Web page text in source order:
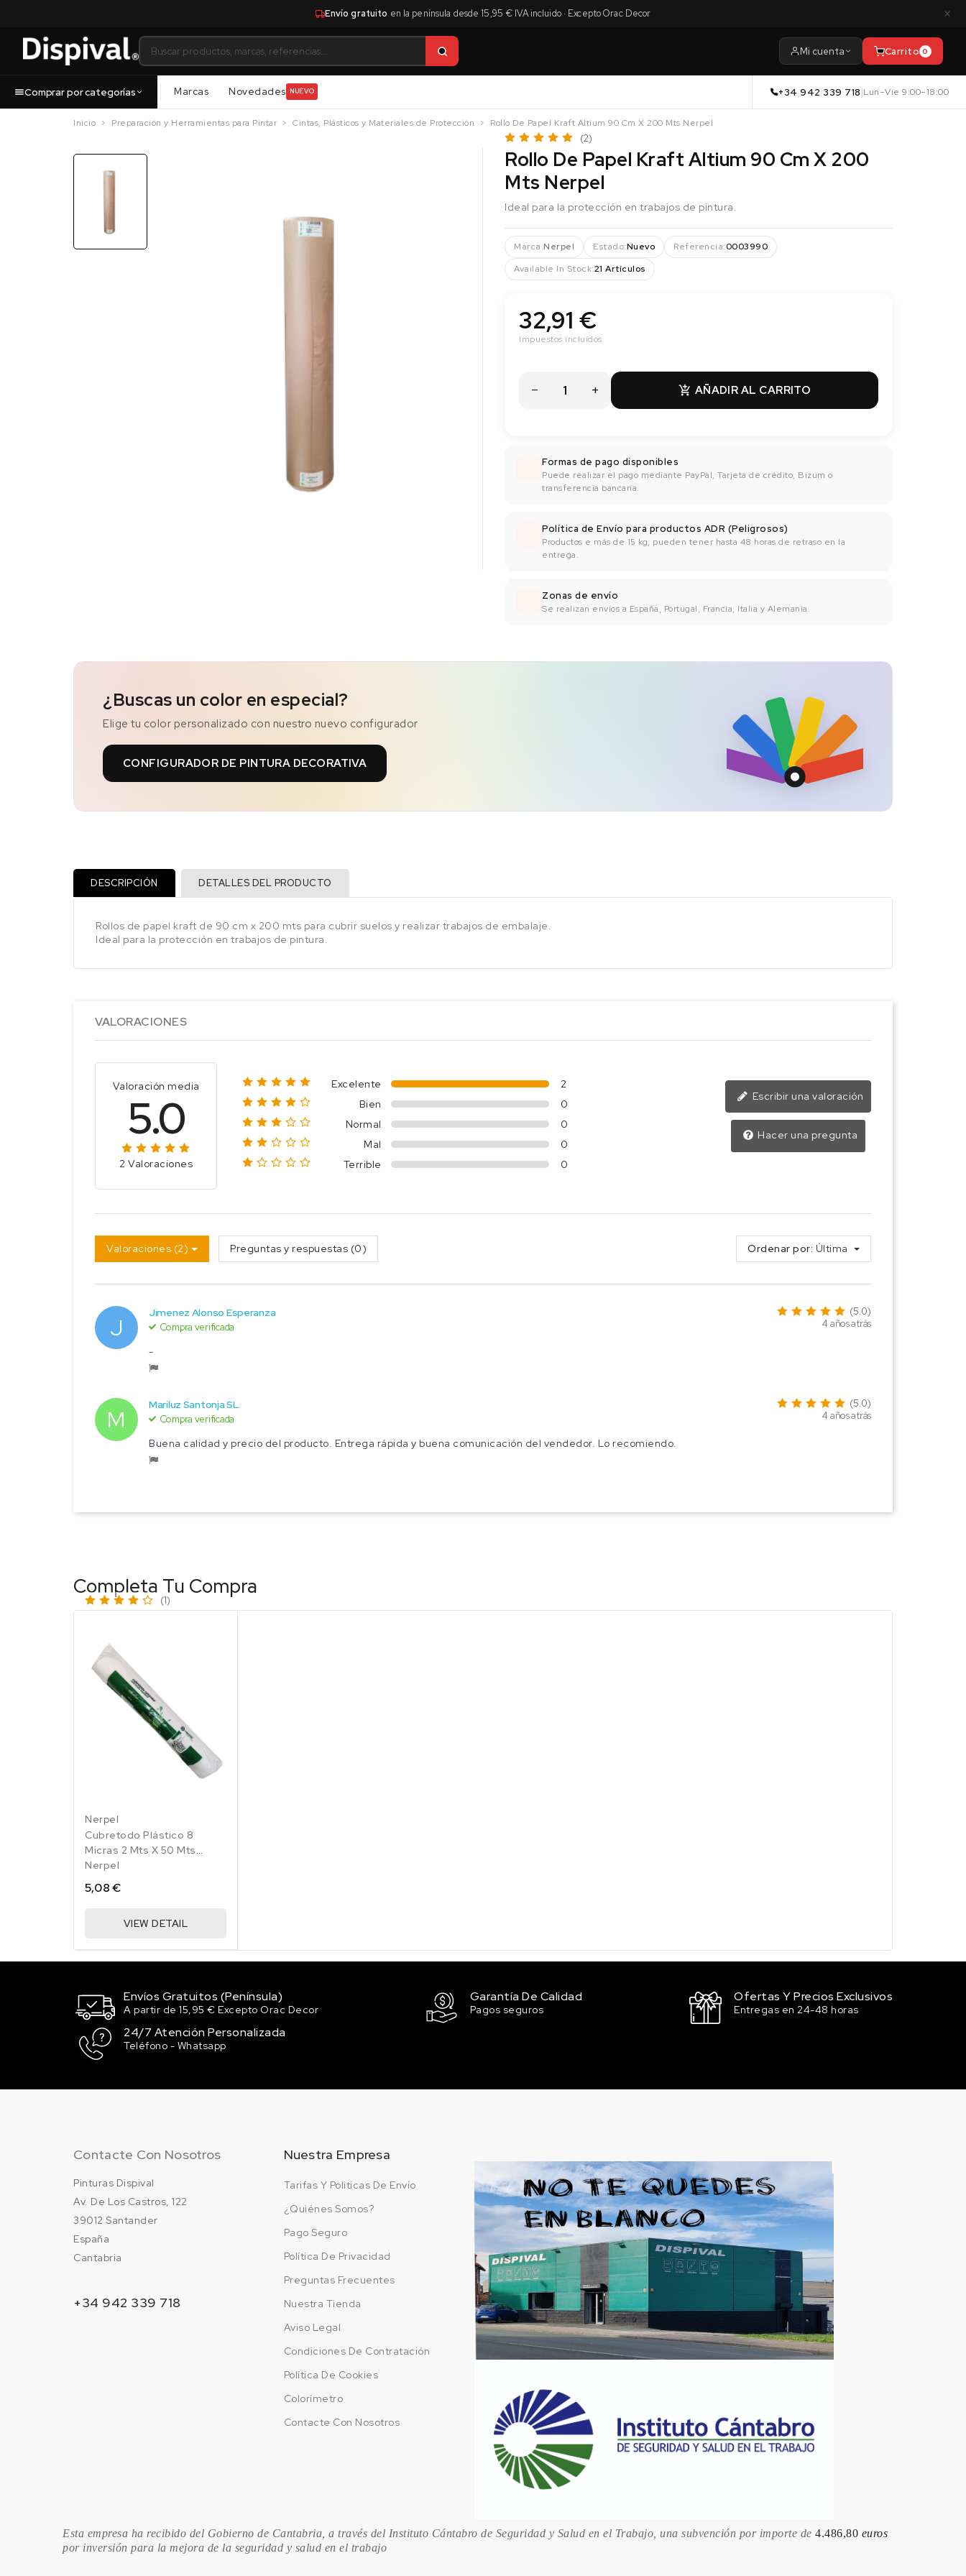
Envío gratuito en la península desde 15,95 € IVA incluido · Excepto Orac Decor ×
Mi cuenta Carrito 0
Comprar por categorías Marcas Novedades NUEVO +34 942 339 718|Lun–Vie 9:00–18:00
Inicio Preparación y Herramientas para Pintar Cintas, Plásticos y Materiales de Protección Rollo De Papel Kraft Altium 90 Cm X 200 Mts Nerpel
(2)
Rollo De Papel Kraft Altium 90 Cm X 200
Mts Nerpel
Ideal para la protección en trabajos de pintura.
Marca:Nerpel Estado:Nuevo Referencia:0003990
Available In Stock:21 Artículos
32,91 €
Impuestos incluidos
 AÑADIR AL CARRITO
Formas de pago disponibles
Puede realizar el pago mediante PayPal, Tarjeta de crédito, Bizum o
transferencia bancaría.
Política de Envío para productos ADR (Peligrosos)
Productos e más de 15 kg, pueden tener hasta 48 horas de retraso en la
entrega.
Zonas de envío
Se realizan envíos a España, Portugal, Francia, Italia y Alemania.
¿Buscas un color en especial?
Elige tu color personalizado con nuestro nuevo configurador
CONFIGURADOR DE PINTURA DECORATIVA
DESCRIPCIÓN DETALLES DEL PRODUCTO
Rollos de papel kraft de 90 cm x 200 mts para cubrir suelos y realizar trabajos de embalaje.
Ideal para la protección en trabajos de pintura.
VALORACIONES
Valoración media
5.0
2 Valoraciones
Excelente
2
Bien
0
Normal
0
Mal
0
Terrible
0
Escribir una valoración
Hacer una pregunta
Valoraciones (2) Preguntas y respuestas (0) Ordenar por: Última
J
Jimenez Alonso Esperanza
Compra verificada
(5.0)
4 años atrás
-
M
Mariluz Santonja SL.
Compra verificada
(5.0)
4 años atrás
Buena calidad y precio del producto. Entrega rápida y buena comunicación del vendedor. Lo recomiendo.
Completa Tu Compra
Nerpel
Cubretodo Plástico 8
Micras 2 Mts X 50 Mts
Nerpel
(1)
5,08 €
VIEW DETAIL
Envíos Gratuitos (Península)
A partir de 15,95 € Excepto Orac Decor
Garantía De Calidad
Pagos seguros
Ofertas Y Precios Exclusivos
Entregas en 24-48 horas
24/7 Atención Personalizada
Teléfono - Whatsapp
Contacte Con Nosotros
Pinturas Dispival
Av. De Los Castros, 122
39012 Santander
España
Cantabria
+34 942 339 718
Nuestra Empresa
Tarifas Y Politicas De Envío
¿Quiénes Somos?
Pago Seguro
Política De Privacidad
Preguntas Frecuentes
Nuestra Tienda
Aviso Legal
Condiciones De Contratación
Política De Cookies
Colorímetro
Contacte Con Nosotros
Esta empresa ha recibido del Gobierno de Cantabria, a través del Instituto Cántabro de Seguridad y Salud en el Trabajo, una subvención por importe de 4.486,80 euros
por inversión para la mejora de la seguridad y salud en el trabajo